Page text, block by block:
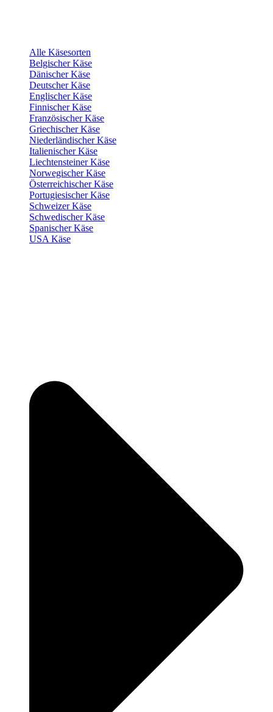
Alle Käsesorten
Belgischer Käse
Dänischer Käse
Deutscher Käse
Englischer Käse
Finnischer Käse
Französischer Käse
Griechischer Käse
Niederländischer Käse
Italienischer Käse
Liechtensteiner Käse
Norwegischer Käse
Österreichischer Käse
Portugiesischer Käse
Schweizer Käse
Schwedischer Käse
Spanischer Käse
USA Käse